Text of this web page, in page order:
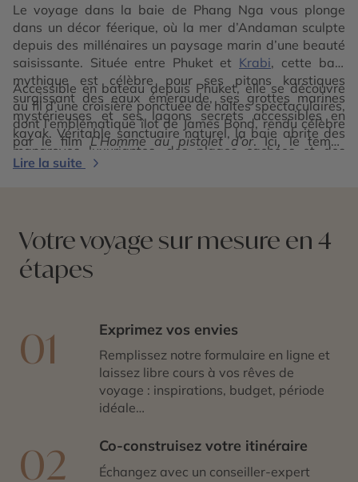
Le voyage dans la baie de Phang Nga vous plonge
dans un décor féerique, où la mer d’Andaman sculpte
depuis des millénaires un paysage marin d’une beauté
saisissante. Située entre Phuket et Krabi, cette baie
mythique est célèbre pour ses pitons karstiques
surgissant des eaux émeraude, ses grottes marines
mystérieuses et ses lagons secrets accessibles en
kayak. Véritable sanctuaire naturel, la baie abrite des
mangroves luxuriantes, des plages cachées et des
villages de pêcheurs sur pilotis, comme celui de Koh
Accessible en bateau depuis Phuket, elle se découvre
au fil d’une croisière ponctuée de haltes spectaculaires,
dont l’emblématique îlot de James Bond, rendu célèbre
par le filmL’Homme au pistolet d’or. Ici, le temps
ralentit entre silence des eaux, reflets dorés et
Lire la suite
Votre voyage sur mesure en 4
étapes
01 Exprimez vos envies
Remplissez notre formulaire en ligne et
laissez libre cours à vos rêves de
voyage : inspirations, budget, période
idéale…
02 Co-construisez votre itinéraire
Échangez avec un conseiller-expert